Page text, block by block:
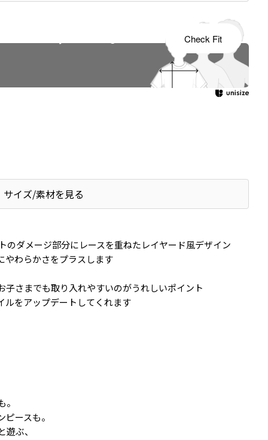
サイズ/素材を見る
ダメージ部分にレースを重ねたレイヤード風デザイン
やわらかさをプラスします
さまでも取り入れやすいのがうれしいポイント
ルをアップデートしてくれます
ースも。
ぶ、
Check Fit